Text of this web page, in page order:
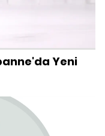
Yeni